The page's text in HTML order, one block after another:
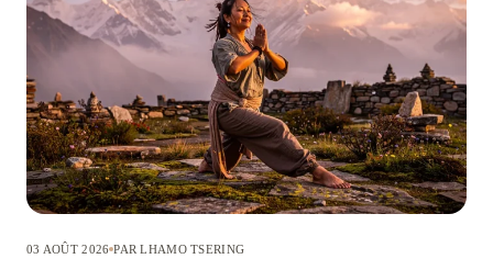
03 AOÛT 2026 PAR LHAMO TSERING